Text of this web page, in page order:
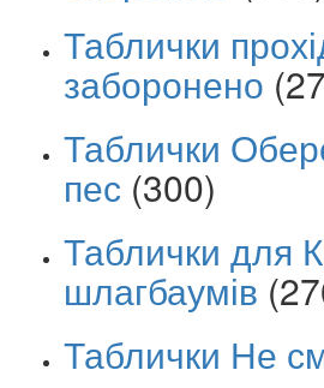
Таблички
заборонено
Таблички
пес (300)
Таблички для
шлагбаумів
Таблички Не